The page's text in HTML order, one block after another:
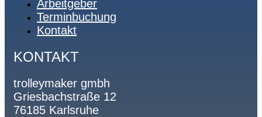
Arbeitgeber
Terminbuchung
Kontakt
KONTAKT
trolleymaker gmbh
Griesbachstraße 12
76185 Karlsruhe